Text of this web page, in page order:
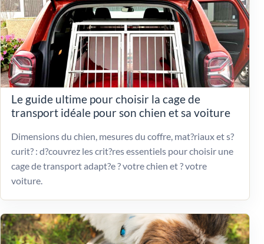
Le guide ultime pour choisir la cage de
transport idéale pour son chien et sa voiture
Dimensions du chien, mesures du coffre, mat?riaux et s?
curit? : d?couvrez les crit?res essentiels pour choisir une
cage de transport adapt?e ? votre chien et ? votre
voiture.